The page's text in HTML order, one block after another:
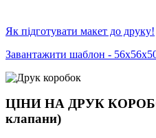
Як підготувати макет до друку!
Завантажити шаблон -
ЦІНИ НА ДРУК
клапани)